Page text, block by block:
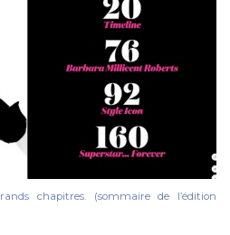
chapitres. (sommaire de l’édition